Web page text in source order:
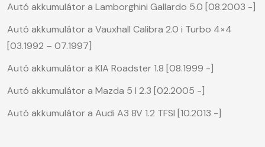
Autó akkumulátor a Lamborghini Gallardo 5.0 [08.2003 -]
Autó akkumulátor a Vauxhall Calibra 2.0 i Turbo 4×4
[03.1992 – 07.1997]
Autó akkumulátor a KIA Roadster 1.8 [08.1999 -]
Autó akkumulátor a Mazda 5 I 2.3 [02.2005 -]
Autó akkumulátor a Audi A3 8V 1.2 TFSI [10.2013 -]